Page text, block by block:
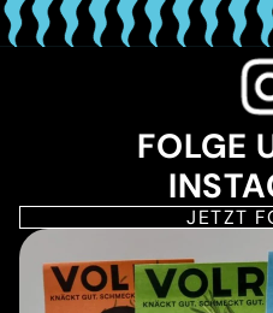
FOLGE
JETZT